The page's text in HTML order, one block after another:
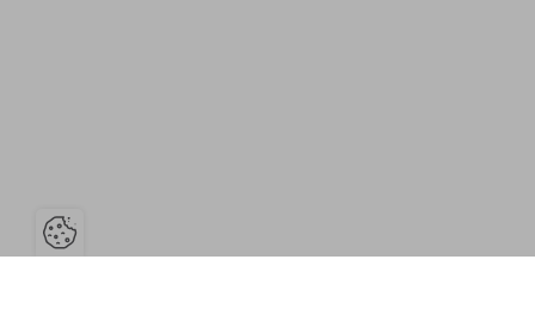
Ouvrir la barre de gestion des